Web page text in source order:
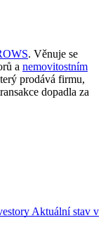
. Věnuje se
a nemovitostním
prodává firmu,
dopadla za
Aktuální stav v